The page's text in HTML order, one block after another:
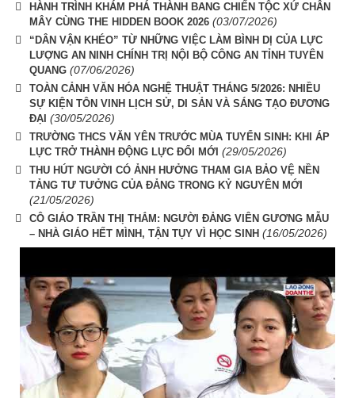
HÀNH TRÌNH KHÁM PHÁ THÀNH BANG CHIẾN TỘC XỨ CHÂN
MÂY CÙNG THE HIDDEN BOOK 2026 (03/07/2026)
“DÂN VẬN KHÉO” TỪ NHỮNG VIỆC LÀM BÌNH DỊ CỦA LỰC
LƯỢNG AN NINH CHÍNH TRỊ NỘI BỘ CÔNG AN TỈNH TUYÊN
QUANG (07/06/2026)
TOÀN CẢNH VĂN HÓA NGHỆ THUẬT THÁNG 5/2026: NHIỀU
SỰ KIỆN TÔN VINH LỊCH SỬ, DI SẢN VÀ SÁNG TẠO ĐƯƠNG
ĐẠI (30/05/2026)
TRƯỜNG THCS VĂN YÊN TRƯỚC MÙA TUYỂN SINH: KHI ÁP
LỰC TRỞ THÀNH ĐỘNG LỰC ĐỔI MỚI (29/05/2026)
THU HÚT NGƯỜI CÓ ẢNH HƯỞNG THAM GIA BẢO VỆ NỀN
TẢNG TƯ TƯỞNG CỦA ĐẢNG TRONG KỶ NGUYÊN MỚI
(21/05/2026)
CÔ GIÁO TRẦN THỊ THẮM: NGƯỜI ĐẢNG VIÊN GƯƠNG MẪU
– NHÀ GIÁO HẾT MÌNH, TẬN TỤY VÌ HỌC SINH (16/05/2026)